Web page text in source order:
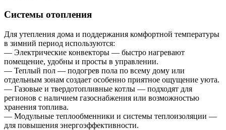
Системы отопления
Для утепления дома и поддержания комфортной температуры
в зимний период используются:
— Электрические конвекторы — быстро нагревают
помещение, удобны и просты в управлении.
— Теплый пол — подогрев пола по всему дому или
отдельным зонам создает особенно приятное ощущение уюта.
— Газовые и твердотопливные котлы — подходят для
регионов с наличием газоснабжения или возможностью
хранения топлива.
— Модульные теплообменники и системы теплоизоляции —
для повышения энергоэффективности.